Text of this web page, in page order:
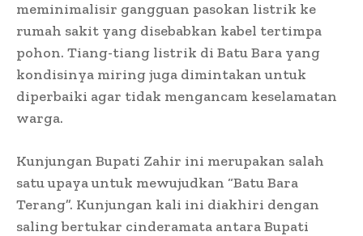
meminimalisir gangguan pasokan listrik ke
rumah sakit yang disebabkan kabel tertimpa
pohon. Tiang-tiang listrik di Batu Bara yang
kondisinya miring juga dimintakan untuk
diperbaiki agar tidak mengancam keselamatan
warga.
Kunjungan Bupati Zahir ini merupakan salah
satu upaya untuk mewujudkan “Batu Bara
Terang”. Kunjungan kali ini diakhiri dengan
saling bertukar cinderamata antara Bupati